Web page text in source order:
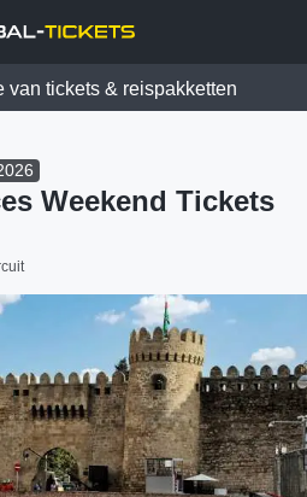
van tickets & reispakketten
Weekend Tickets